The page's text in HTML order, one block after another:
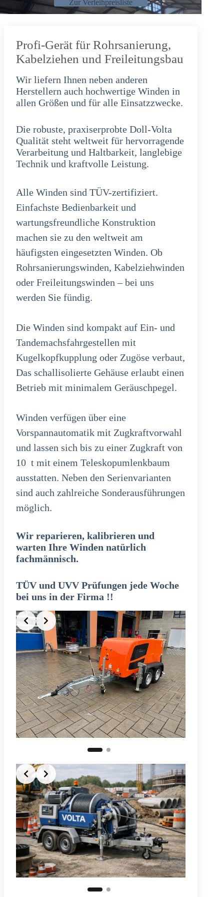
Zur Verleihpreisliste
Profi-Gerät für Rohrsanierung,
Kabelziehen und Freileitungsbau
Wir liefern Ihnen neben anderen
Herstellern auch hochwertige Winden in
allen Größen und für alle Einsatzzwecke.
Die robuste, praxiserprobte Doll-Volta
Qualität steht weltweit für hervorragende
Verarbeitung und Haltbarkeit, langlebige
Technik und kraftvolle Leistung.
Alle Winden sind TÜV-zertifiziert.
Einfachste Bedienbarkeit und
wartungsfreundliche Konstruktion
machen sie zu den weltweit am
häufigsten eingesetzten Winden. Ob
Rohrsanierungswinden, Kabelziehwinden
oder Freileitungswinden – bei uns
werden Sie fündig.
Die Winden sind kompakt auf Ein- und
Tandemachsfahrgestellen mit
Kugelkopfkupplung oder Zugöse verbaut,
Das schallisolierte Gehäuse erlaubt einen
Betrieb mit minimalem Geräuschpegel.
Winden verfügen über eine
Vorspannautomatik mit Zugkraftvorwahl
und lassen sich bis zu einer Zugkraft von
10 t mit einem Teleskopumlenkbaum
ausstatten. Neben den Serienvarianten
sind auch zahlreiche Sonderausführungen
möglich.
Wir reparieren, kalibrieren und
warten Ihre Winden natürlich
fachmännisch.
TÜV und UVV Prüfungen jede Woche
bei uns in der Firma !!